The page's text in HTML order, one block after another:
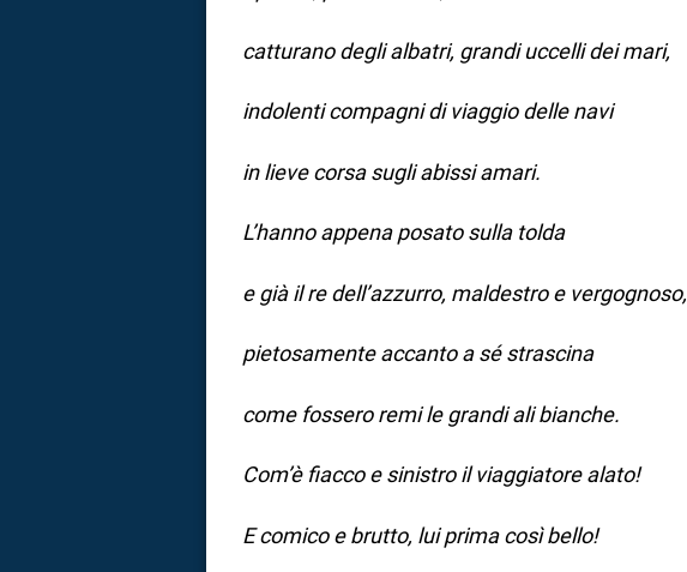
catturano degli albatri, grandi uccelli dei mari,
indolenti compagni di viaggio delle navi
in lieve corsa sugli abissi amari.
L’hanno appena posato sulla tolda
e già il re dell’azzurro, maldestro e vergognoso,
pietosamente accanto a sé strascina
come fossero remi le grandi ali bianche.
Com’è fiacco e sinistro il viaggiatore alato!
E comico e brutto, lui prima così bello!